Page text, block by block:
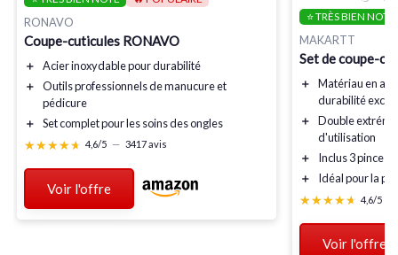
RONAVO
Coupe-cuticules RONAVO
＋ Acier inoxydablepour durabilité
＋
Outils professionnelsde manucure et
pédicure
＋
Set completpour les soins des ongles
★★★★★
★★★★★ 4,6/5 — 3417 avis
Voir l'offre
⭐ TRÈS BIEN NOTÉ
MAKARTT
Set de coupe-
＋
Matériau en
durabilité
＋
Double
d'utilisation
＋
Inclus 3 pinces
＋
Idéal pour la
★★★★★
★★★★★ 4,6/5
Voir l'offre